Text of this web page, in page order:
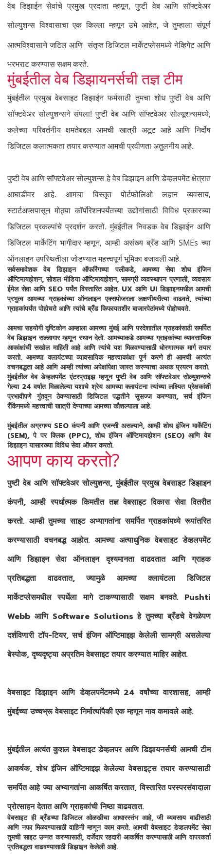
वेब डिझाईन सेवांचे प्रमुख प्रदाता म्हणून, पुष्टी वेब आणि सॉफ्टवेअर
सोल्युशन्स विश्वासाचा एक किल्ला म्हणून उभे आहेत, जे तुम्हाला संपूर्ण
आत्मविश्वासाने जटिल आणि संतृप्त डिजिटल मार्केटप्लेसमध्ये नेव्हिगेट आणि
भरभराट करण्यास सक्षम करते.
मुंबईतील वेब डिझायनर्सची तज्ञ टीम
मुंबईतील प्रमुख वेबसाइट डिझाईन फर्मसाठी तुमचा शोध पुष्टी वेब आणि
सॉफ्टवेअर सोल्युशन्सने संपला! पुष्टी वेब आणि सॉफ्टवेअर सोल्यूशन्समध्ये,
कलेच्या परिवर्तनीय क्षमतेबद्दल आमची खात्री अटूट आहे आणि निर्दोष
डिजिटल कलात्मकता तयार करण्यात आमची प्रवीणता अतुलनीय आहे.
पुष्टी वेब आणि सॉफ्टवेअर सोल्युशन्स हे वेब डिझाइन आणि डेव्हलपमेंट क्षेत्रात
आघाडीवर आहे. आमचा विस्तृत पोर्टफोलिओ लहान व्यवसाय,
स्टार्टअप्सपासून मोठ्या कॉर्पोरेशनपर्यंतच्या उद्योगांसाठी विविध प्रकारच्या
डिजिटल प्रकल्पांचे प्रदर्शन करतो. मुंबईतील निवडक वेब डिझाईन आणि
डिजिटल मार्केटिंग भागीदार म्हणून, आम्ही असंख्य ब्रँड आणि SMEs च्या
ऑनलाइन उपस्थितीला जोडण्यात महत्त्वपूर्ण भूमिका बजावली आहे.
सर्वसमावेशक वेब डिझाइन ऑफरिंगच्या पलीकडे, आमच्या सेवा शोध इंजिन
ऑप्टिमायझेशन, सोशल मीडिया ऑप्टिमायझेशन, सामग्री व्यवस्थापन प्रणाली, व्यवसाय
ईमेल सेवा आणि SEO पर्यंत विस्तारित आहेत. UX आणि UI डिझाइनमधील आमची
प्रभुत्व आमच्या ग्राहकांच्या ऑनलाइन एक्सपोजरला लक्षणीयरीत्या वाढवते, त्यांच्या
ग्राहकांपर्यंत पोहोचते आणि त्यांचे ब्रँड किफायतशीर बाजारपेठांमध्ये पोहोचवते.
आमचा सहयोगी दृष्टिकोन आम्हाला आमच्या मुंबई आणि परदेशातील ग्राहकांसाठी समर्पित
वेब डिझाइन सल्लागार म्हणून स्थान देतो. आमच्याकडे आमच्या ग्राहकांच्या व्यावसायिक
आकांक्षांची सखोल माहिती आहे आणि त्यांचे यश मिळवण्यासाठी धोरणात्मक मार्ग तयार
करतो. आमच्या क्लायंटच्या व्यावसायिक महत्त्वाकांक्षा पूर्ण करणे ही आमची अत्यंत
वचनबद्धता आहे आणि आम्ही त्यांच्या अपेक्षांपेक्षा जास्त करण्याचा अथक प्रयत्न करतो.
मुंबईतील वेब डेव्हलपमेंट एंटरप्राइझ म्हणून पुष्टी वेब आणि सॉफ्टवेअर सोल्युशन्सचे
गेल्या 24 वर्षात मिळालेल्या यशाचे श्रेय आमच्या क्लायंटना त्यांच्या लक्ष्यित प्रेक्षकांशी
प्रभावीपणे गुंतवून ठेवण्यासाठी डिजिटल पद्धतीने सुसज्ज करण्यात, सर्च इंजिन
रँकिंगमध्ये महत्त्वाची खात्री देण्याच्या आमच्या कौशल्याला आहे.
मुंबईतील अग्रगण्य SEO कंपनी आणि एजन्सी असल्याने, आम्ही शोध इंजिन मार्केटिंग
(SEM), पे पर क्लिक (PPC), शोध इंजिन ऑप्टिमायझेशन (SEO) आणि वेब
डिझाइन यासारख्या विविध सेवा ऑफर करतो.
आपण काय करतो?
पुष्टी वेब आणि सॉफ्टवेअर सोल्युशन्स, मुंबईतील प्रमुख वेबसाइट डिझाइन
कंपनी, आम्ही स्पर्धात्मक किमतीत तज्ञ वेबसाइट विकास सेवा वितरीत
करतो. आम्ही तुमच्या साइट अभ्यागतांना समर्पित ग्राहकांमध्ये रूपांतरित
करण्यासाठी वचनबद्ध आहोत. आमच्या अत्याधुनिक वेबसाइट डेव्हलपमेंट
आणि डिझाइन सेवा ऑनलाइन दृश्यमानता वाढवतात आणि ग्राहक
प्रतिबद्धता वाढवतात, ज्यामुळे आमच्या क्लायंटला डिजिटल
मार्केटप्लेसमधील स्पर्धेला मागे टाकण्यासाठी सक्षम बनवते. Pushti
Webb आणि Software Solutions हे तुमच्या ब्रँडचे वेगळेपण
दर्शविणारी टॉप-टियर, सर्च इंजिन ऑप्टिमाइझ केलेली सामग्री असलेल्या
बेस्पोक, दृष्यदृष्ट्या अप्रतिम वेबसाइट तयार करण्यात माहिर आहेत.
वेबसाइट डिझाइन आणि डेव्हलपमेंटमध्ये 24 वर्षांच्या वारशासह, आम्ही
मुंबईच्या उच्चभ्रू वेबसाइट निर्मात्यांपैकी एक म्हणून नाव कमावले आहे.
मुंबईतील अत्यंत कुशल वेबसाइट डेव्हलपर आणि डिझायनर्सची आमची टीम
आकर्षक, शोध इंजिन ऑप्टिमाइझ केलेल्या वेबसाइट्स तयार करण्यासाठी
समर्पित आहे ज्या अभ्यागतांना आकर्षित करतात, विस्तारित परस्परसंवादाला
प्रोत्साहन देतात आणि ग्राहकांची निष्ठा वाढवतात.
वेबसाइट ही ब्रँडच्या डिजिटल ओळखीचा आधारस्तंभ आहे, जी व्यवसाय वाढीसाठी
आणि नफा मिळवण्यासाठी वाहिनी म्हणून काम करते. आमची वेबसाइट डेव्हलपमेंट सेवा
तुमची साइट उन्नत करण्यासाठी, दर्जेदार रहदारी आकर्षित करण्यासाठी आणि वापरकर्ता
प्रतिबद्धता वाढवण्यासाठी डिझाइन केलेली आहे.